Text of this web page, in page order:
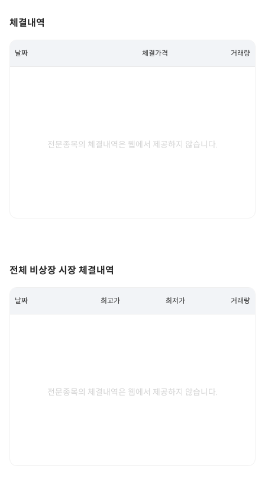
체결내역
날짜 체결가격 거래량
전문종목의 체결내역은 웹에서 제공하지 않습니다.
전체 비상장 시장 체결내역
날짜 최고가 최저가 거래량
전문종목의 체결내역은 웹에서 제공하지 않습니다.